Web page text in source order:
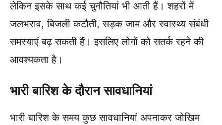
लेकिन इसके साथ कई चुनौतियां भी आती हैं। शहरों में
जलभराव, बिजली कटौती, सड़क जाम और स्वास्थ्य संबंधी
समस्याएं बढ़ सकती हैं। इसलिए लोगों को सतर्क रहने की
आवश्यकता है।
भारी बारिश के दौरान सावधानियां
भारी बारिश के समय कुछ सावधानियां अपनाकर जोखिम